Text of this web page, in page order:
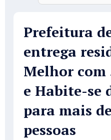
Prefeitura
entrega
Melhor com
e Habite-se
para mais
pessoas